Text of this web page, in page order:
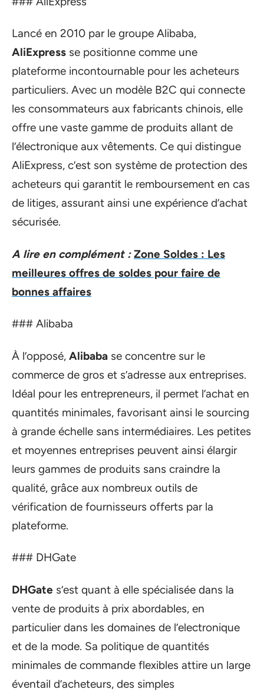
Lancé en 2010 par le groupe Alibaba,
AliExpress se positionne comme une
plateforme incontournable pour les acheteurs
particuliers. Avec un modèle B2C qui connecte
les consommateurs aux fabricants chinois, elle
offre une vaste gamme de produits allant de
l’électronique aux vêtements. Ce qui distingue
AliExpress, c’est son système de protection des
acheteurs qui garantit le remboursement en cas
de litiges, assurant ainsi une expérience d’achat
sécurisée.
A lire en complément : Zone Soldes : Les
meilleures offres de soldes pour faire de
bonnes affaires
### Alibaba
À l’opposé, Alibaba se concentre sur le
commerce de gros et s’adresse aux entreprises.
Idéal pour les entrepreneurs, il permet l’achat en
quantités minimales, favorisant ainsi le sourcing
à grande échelle sans intermédiaires. Les petites
et moyennes entreprises peuvent ainsi élargir
leurs gammes de produits sans craindre la
qualité, grâce aux nombreux outils de
vérification de fournisseurs offerts par la
plateforme.
### DHGate
DHGate s’est quant à elle spécialisée dans la
vente de produits à prix abordables, en
particulier dans les domaines de l’electronique
et de la mode. Sa politique de quantités
minimales de commande flexibles attire un large
éventail d’acheteurs, des simples